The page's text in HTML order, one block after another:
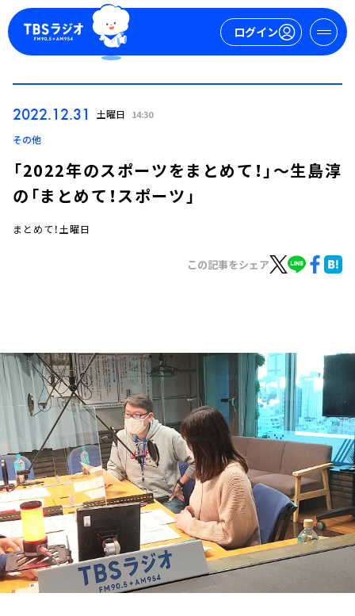
ログイン
お知らせ
イベント・グッズ
YouTube
会社情報
2022.12.31 土曜日 14:30
その他
「2022年のスポーツをまとめて！」～生島淳
の「まとめて！スポーツ」
まとめて！土曜日
この記事をシェア